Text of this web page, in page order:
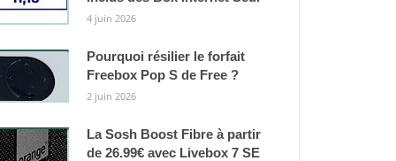
4 juin 2026
Pourquoi résilier le forfait
Freebox Pop S de Free ?
2 juin 2026
La Sosh Boost Fibre à partir
de 26.99€ avec Livebox 7 SE